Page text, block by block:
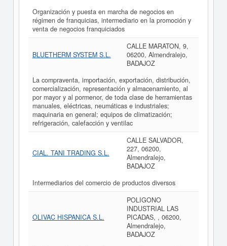
Organización y puesta en marcha de negocios en
régimen de franquicias, intermediario en la promoción y
venta de negocios franquiciados
BLUETHERM SYSTEM S.L.
CALLE MARATON, 9,
06200, Almendralejo,
BADAJOZ
La compraventa, importación, exportación, distribución,
comercialización, representación y almacenamiento, al
por mayor y al pormenor, de toda clase de herramientas
manuales, eléctricas, neumáticas e industriales;
maquinaria en general; equipos de climatización;
refrigeración, calefacción y ventilac
CIAL. TANI TRADING S.L.
CALLE SALVADOR,
227, 06200,
Almendralejo,
BADAJOZ
Intermediarios del comercio de productos diversos
OLIVAC HISPANICA S.L.
POLIGONO
INDUSTRIAL LAS
PICADAS, , 06200,
Almendralejo,
BADAJOZ